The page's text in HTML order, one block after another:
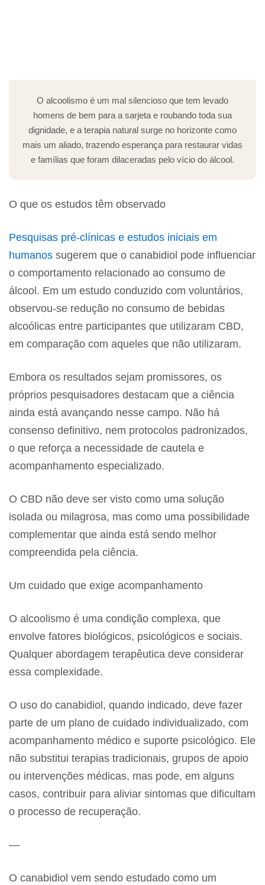
O alcoolismo é um mal silencioso que tem levado
homens de bem para a sarjeta e roubando toda sua
dignidade, e a terapia natural surge no horizonte como
mais um aliado, trazendo esperança para restaurar vidas
e famílias que foram dilaceradas pelo vício do álcool.
O que os estudos têm observado
Pesquisas pré-clínicas e estudos iniciais em
humanos sugerem que o canabidiol pode influenciar
o comportamento relacionado ao consumo de
álcool. Em um estudo conduzido com voluntários,
observou-se redução no consumo de bebidas
alcoólicas entre participantes que utilizaram CBD,
em comparação com aqueles que não utilizaram.
Embora os resultados sejam promissores, os
próprios pesquisadores destacam que a ciência
ainda está avançando nesse campo. Não há
consenso definitivo, nem protocolos padronizados,
o que reforça a necessidade de cautela e
acompanhamento especializado.
O CBD não deve ser visto como uma solução
isolada ou milagrosa, mas como uma possibilidade
complementar que ainda está sendo melhor
compreendida pela ciência.
Um cuidado que exige acompanhamento
O alcoolismo é uma condição complexa, que
envolve fatores biológicos, psicológicos e sociais.
Qualquer abordagem terapêutica deve considerar
essa complexidade.
O uso do canabidiol, quando indicado, deve fazer
parte de um plano de cuidado individualizado, com
acompanhamento médico e suporte psicológico. Ele
não substitui terapias tradicionais, grupos de apoio
ou intervenções médicas, mas pode, em alguns
casos, contribuir para aliviar sintomas que dificultam
o processo de recuperação.
—
O canabidiol vem sendo estudado como um